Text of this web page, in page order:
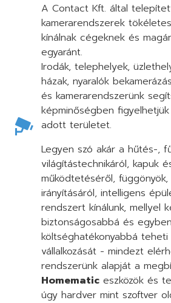
A Contact Kft. által
kamerarendszerek
kínálnak cégeknek és
egyaránt.
Irodák, telephelyek,
házak, nyaralók
és kamerarendszerünk
képminőségben
adott területet.
Legyen szó akár a hűtés-,
világítástechnikáról, kapuk
működtetéséről,
irányításáról, intelligens
rendszert kínálunk, mellyel
biztonságosabbá és egyben
költséghatékonyabbá
vállalkozását - mindezt
rendszerünk alapját a
Homematic eszközök és
úgy hardver mint szoftver